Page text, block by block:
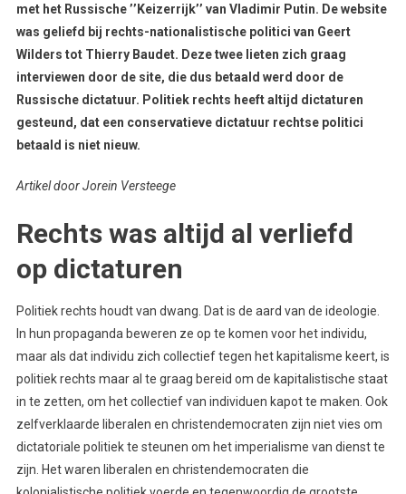
met het Russische ’’Keizerrijk’’ van Vladimir Putin. De website
was geliefd bij rechts-nationalistische politici van Geert
Wilders tot Thierry Baudet. Deze twee lieten zich graag
interviewen door de site, die dus betaald werd door de
Russische dictatuur. Politiek rechts heeft altijd dictaturen
gesteund, dat een conservatieve dictatuur rechtse politici
betaald is niet nieuw.
Artikel door Jorein Versteege
Rechts was altijd al verliefd
op dictaturen
Politiek rechts houdt van dwang. Dat is de aard van de ideologie.
In hun propaganda beweren ze op te komen voor het individu,
maar als dat individu zich collectief tegen het kapitalisme keert, is
politiek rechts maar al te graag bereid om de kapitalistische staat
in te zetten, om het collectief van individuen kapot te maken. Ook
zelfverklaarde liberalen en christendemocraten zijn niet vies om
dictatoriale politiek te steunen om het imperialisme van dienst te
zijn. Het waren liberalen en christendemocraten die